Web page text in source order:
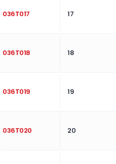
036T017 17
036T018 18
036T019 19
036T020 20